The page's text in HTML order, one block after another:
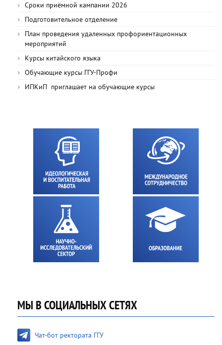
Сроки приёмной кампании 2026
Подготовительное отделение
План проведения удаленных профориентационных
мероприятий
Курсы китайского языка
Обучающие курсы ГГУ-Профи
ИПКиП приглашает на обучающие курсы
МЫ В СОЦИАЛЬНЫХ СЕТЯХ
Чат-бот ректората ГГУ